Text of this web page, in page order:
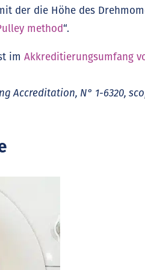
der die Höhe des
method“.
im Akkreditierungsumfang
Accreditation, N° 1-6320,